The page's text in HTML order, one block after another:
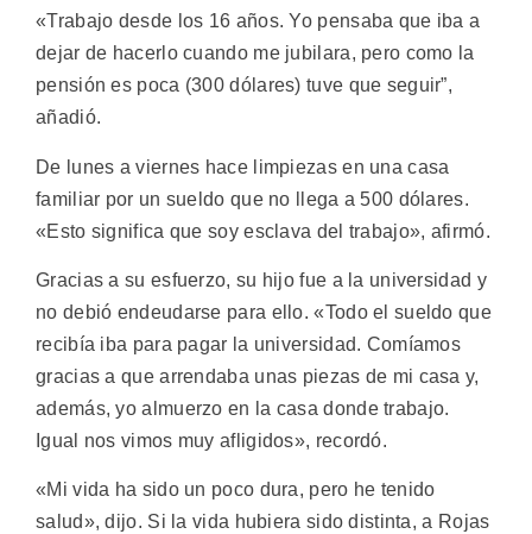
«Trabajo desde los 16 años. Yo pensaba que iba a
dejar de hacerlo cuando me jubilara, pero como la
pensión es poca (300 dólares) tuve que seguir”,
añadió.
De lunes a viernes hace limpiezas en una casa
familiar por un sueldo que no llega a 500 dólares.
«Esto significa que soy esclava del trabajo», afirmó.
Gracias a su esfuerzo, su hijo fue a la universidad y
no debió endeudarse para ello. «Todo el sueldo que
recibía iba para pagar la universidad. Comíamos
gracias a que arrendaba unas piezas de mi casa y,
además, yo almuerzo en la casa donde trabajo.
Igual nos vimos muy afligidos», recordó.
«Mi vida ha sido un poco dura, pero he tenido
salud», dijo. Si la vida hubiera sido distinta, a Rojas